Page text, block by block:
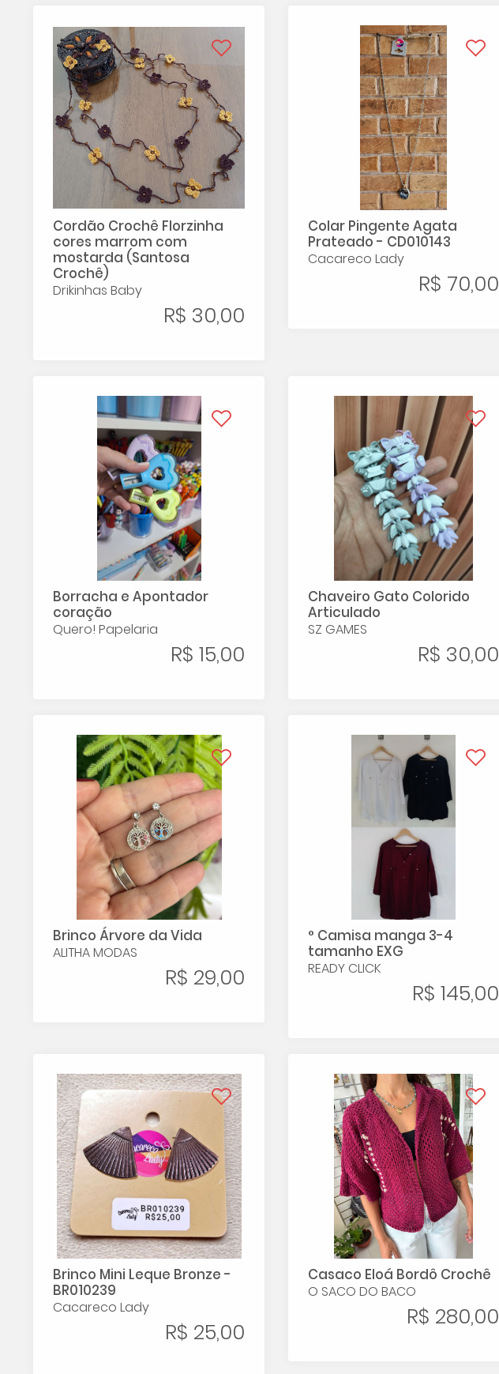
Cordão Crochê Florzinha
cores marrom com
mostarda (Santosa
Crochê)
Drikinhas Baby
R$ 30,00
Colar Pingente Agata
Prateado - CD010143
Cacareco Lady
R$ 70,00
Borracha e Apontador
coração
Quero! Papelaria
R$ 15,00
Chaveiro Gato Colorido
Articulado
SZ GAMES
R$ 30,00
Brinco Árvore da Vida
ALITHA MODAS
R$ 29,00
° Camisa manga 3-4
tamanho EXG
READY CLICK
R$ 145,00
Brinco Mini Leque Bronze -
BR010239
Cacareco Lady
R$ 25,00
Casaco Eloá Bordô Crochê
O SACO DO BACO
R$ 280,00